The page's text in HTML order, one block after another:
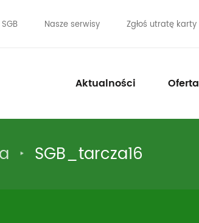
Nasze serwisy Zgłoś utratę karty
Aktualności Oferta
SGB_tarcza16